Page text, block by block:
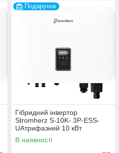
Подарунок
Гібридний інвертор
Stromherz S-10K- 3Р-ESS-
UAтрифазний 10 кВт
В наявності